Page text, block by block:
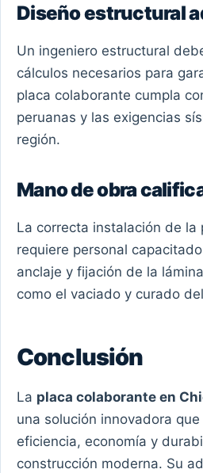
Diseño estructural
Un ingeniero estructural
cálculos necesarios para
placa colaborante cumpla
peruanas y las exigencias
región.
Mano de obra
La correcta instalación de la
requiere personal
anclaje y fijación de la
como el vaciado y curado
Conclusión
La placa colaborante en
una solución innovadora
eficiencia, economía y
construcción moderna. Su